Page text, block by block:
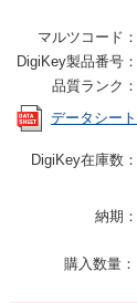
マルツコード：
DigiKey製品番号：
品質ランク：
データシート
DigiKey在庫数：
納期：
購入数量